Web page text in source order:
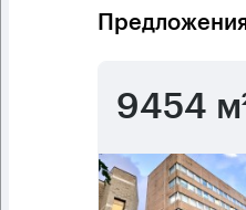
9454